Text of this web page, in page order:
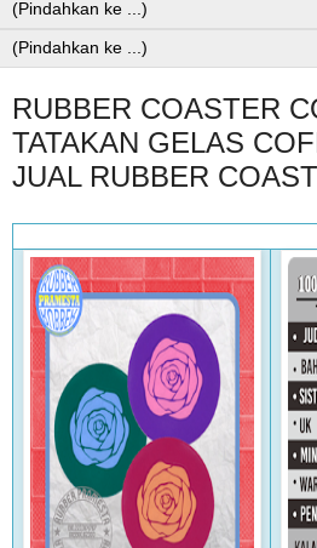
RUBBER COASTER
TATAKAN GELAS
JUAL RUBBER